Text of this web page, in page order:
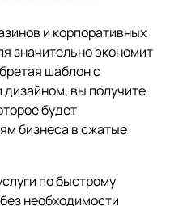
и корпоративных
значительно экономит
шаблон с
вы получите
будет
бизнеса в сжатые
по быстрому
необходимости